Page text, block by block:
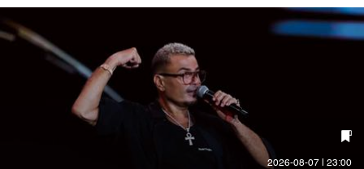
23:00 | 2026-08-07